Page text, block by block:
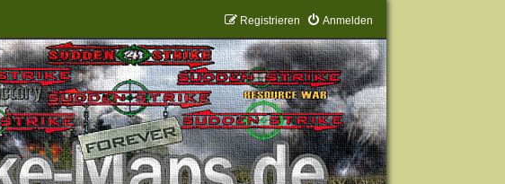
Anmelden
Registrieren